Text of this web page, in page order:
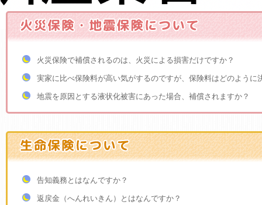
火災保険で補償されるのは、火災による損害だけですか？
実家に比べ保険料が高い気がするのですが、保険料はどのように
地震を原因とする液状化被害にあった場合、補償されますか？
告知義務とはなんですか？
返戻金（へんれいきん）とはなんですか？